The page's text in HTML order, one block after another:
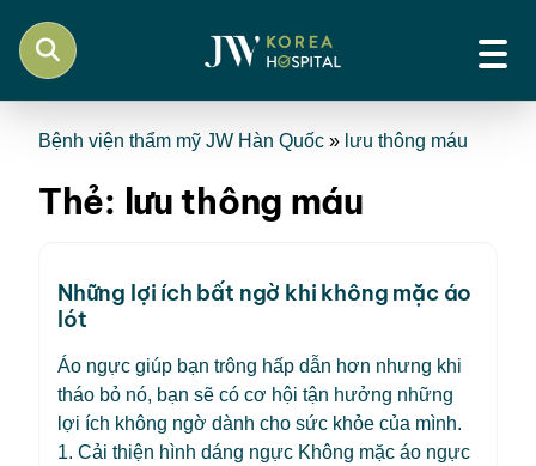
Bệnh viện thẩm mỹ JW Hàn Quốc » lưu thông máu
Thẻ: lưu thông máu
Những lợi ích bất ngờ khi không mặc áo
lót
Áo ngực giúp bạn trông hấp dẫn hơn nhưng khi
tháo bỏ nó, bạn sẽ có cơ hội tận hưởng những
lợi ích không ngờ dành cho sức khỏe của mình.
1. Cải thiện hình dáng ngực Không mặc áo ngực